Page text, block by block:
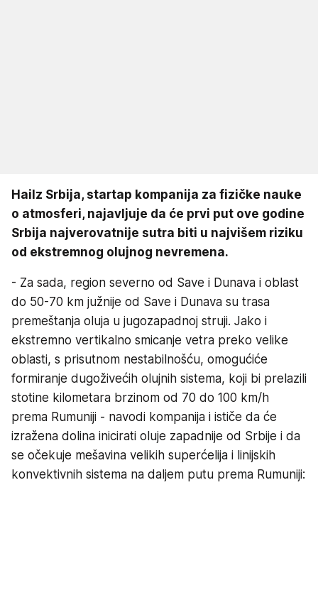
Hailz Srbija, startap kompanija za fizičke nauke
o atmosferi, najavljuje da će prvi put ove godine
Srbija najverovatnije sutra biti u najvišem riziku
od ekstremnog olujnog nevremena.
- Za sada, region severno od Save i Dunava i oblast
do 50-70 km južnije od Save i Dunava su trasa
premeštanja oluja u jugozapadnoj struji. Jako i
ekstremno vertikalno smicanje vetra preko velike
oblasti, s prisutnom nestabilnošću, omogućiće
formiranje dugoživećih olujnih sistema, koji bi prelazili
stotine kilometara brzinom od 70 do 100 km/h
prema Rumuniji - navodi kompanija i ističe da će
izražena dolina inicirati oluje zapadnije od Srbije i da
se očekuje mešavina velikih superćelija i linijskih
konvektivnih sistema na daljem putu prema Rumuniji: